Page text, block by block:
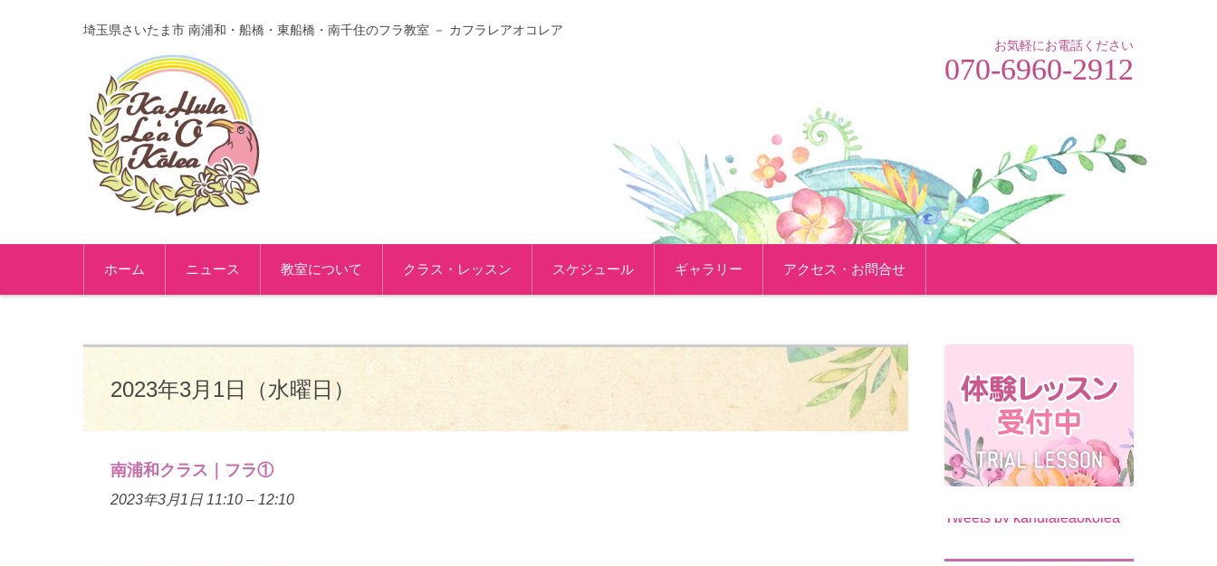
埼玉県さいたま市 南浦和・船橋・東船橋・南千住のフラ教室 － カフラレアオコレア
お気軽にお電話ください
070-6960-2912
コンテンツに移動
ホーム
ニュース 教室について クラス・レッスン スケジュール ギャラリー アクセス・お問合せ
2023年3月1日（水曜日）
南浦和クラス｜フラ①
2023年3月1日 11:10 – 12:10
Tweets by kahulaleaokolea